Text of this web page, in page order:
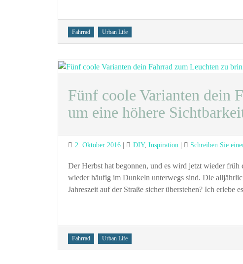
Tags
Fahrrad Urban Life
Fünf coole Varianten dein
um eine höhere
Posted
2. Oktober 2016 Categories
DIY, Inspiration Schreiben Sie
Der Herbst hat begonnen, und es wird jetzt wieder früh
wieder häufig im Dunkeln unterwegs sind. Die
Jahreszeit auf der Straße sicher überstehen? Ich erlebe
Tags
Fahrrad Urban Life